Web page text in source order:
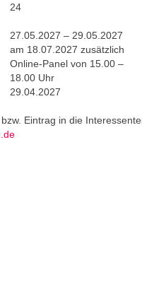
24
27.05.2027 – 29.05.2027
am 18.07.2027 zusätzlich
Online-Panel von 15.00 –
18.00 Uhr
29.04.2027
Eintrag in die